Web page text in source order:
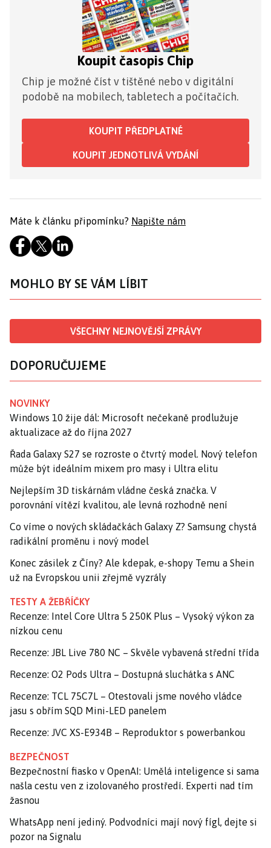
Koupit časopis Chip
Chip je možné číst v tištěné nebo v digitální
podobě na mobilech, tabletech a počítačích.
KOUPIT PŘEDPLATNÉ
KOUPIT JEDNOTLIVÁ VYDÁNÍ
Máte k článku připomínku? Napište nám
MOHLO BY SE VÁM LÍBIT
VŠECHNY NEJNOVĚJŠÍ ZPRÁVY
DOPORUČUJEME
NOVINKY
Windows 10 žije dál: Microsoft nečekaně prodlužuje
aktualizace až do října 2027
Řada Galaxy S27 se rozroste o čtvrtý model. Nový telefon
může být ideálním mixem pro masy i Ultra elitu
Nejlepším 3D tiskárnám vládne česká značka. V
porovnání vítězí kvalitou, ale levná rozhodně není
Co víme o nových skládačkách Galaxy Z? Samsung chystá
radikální proměnu i nový model
Konec zásilek z Číny? Ale kdepak, e-shopy Temu a Shein
už na Evropskou unii zřejmě vyzrály
TESTY A ŽEBŘÍČKY
Recenze: Intel Core Ultra 5 250K Plus – Vysoký výkon za
nízkou cenu
Recenze: JBL Live 780 NC – Skvěle vybavená střední třída
Recenze: O2 Pods Ultra – Dostupná sluchátka s ANC
Recenze: TCL 75C7L – Otestovali jsme nového vládce
jasu s obřím SQD Mini-LED panelem
Recenze: JVC XS-E934B – Reproduktor s powerbankou
BEZPEČNOST
Bezpečnostní fiasko v OpenAI: Umělá inteligence si sama
našla cestu ven z izolovaného prostředí. Experti nad tím
žasnou
WhatsApp není jediný. Podvodníci mají nový fígl, dejte si
pozor na Signalu